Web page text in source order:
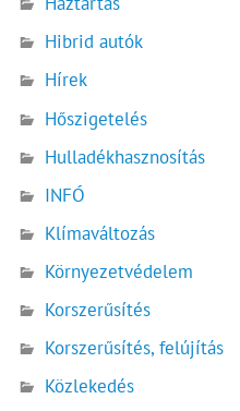
Hibrid autók
Hírek
Hőszigetelés
Hulladékhasznosítás
INFÓ
Klímaváltozás
Környezetvédelem
Korszerűsítés
Korszerűsítés, felújítás
Közlekedés